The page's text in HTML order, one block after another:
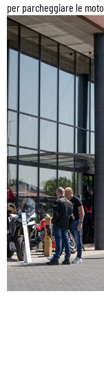
per parcheggiare le moto.